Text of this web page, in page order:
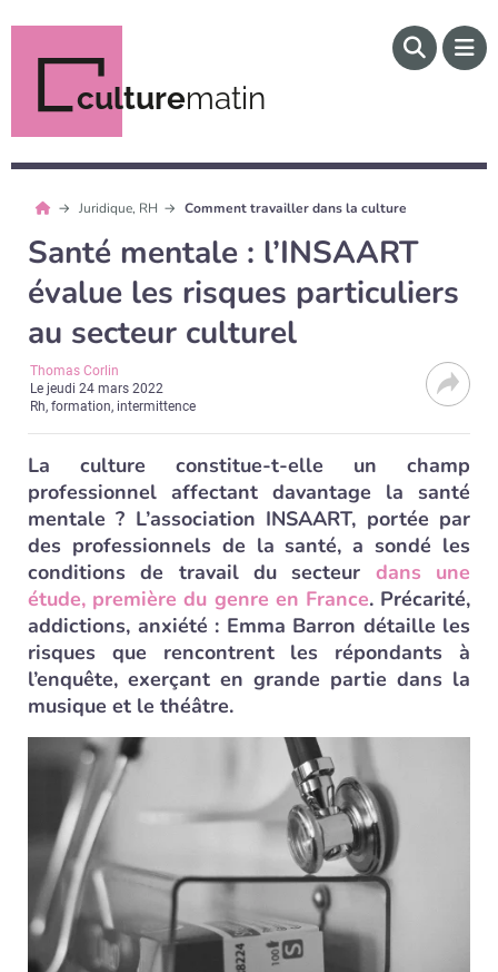
culturematin
Juridique, RH Comment travailler dans la culture
Santé mentale : l’INSAART
évalue les risques particuliers
au secteur culturel
Thomas Corlin
Lejeudi 24 mars 2022
Rh, formation, intermittence
La culture constitue-t-elle un champ
professionnel affectant davantage la santé
mentale ? L’association INSAART, portée par
des professionnels de la santé, a sondé les
conditions de travail du secteur dans une
étude, première du genre en France. Précarité,
addictions, anxiété : Emma Barron détaille les
risques que rencontrent les répondants à
l’enquête, exerçant en grande partie dans la
musique et le théâtre.